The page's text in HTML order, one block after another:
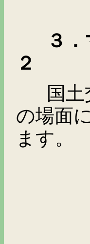
３
２
国土交
の場面
ます。